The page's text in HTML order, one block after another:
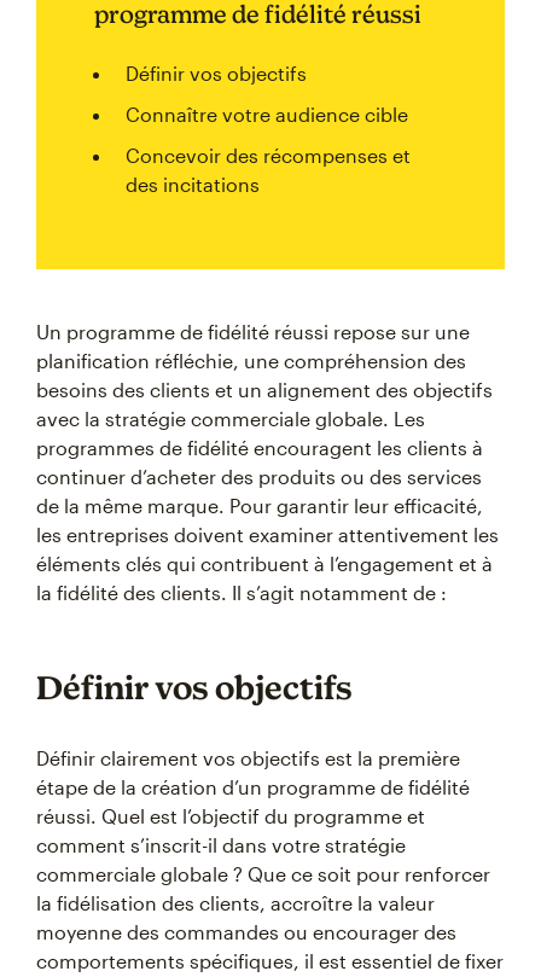
programme de fidélité réussi
Définir vos objectifs
Connaître votre audience cible
Concevoir des récompenses et
des incitations
Un programme de fidélité réussi repose sur une
planification réfléchie, une compréhension des
besoins des clients et un alignement des objectifs
avec la stratégie commerciale globale. Les
programmes de fidélité encouragent les clients à
continuer d’acheter des produits ou des services
de la même marque. Pour garantir leur efficacité,
les entreprises doivent examiner attentivement les
éléments clés qui contribuent à l’engagement et à
la fidélité des clients. Il s’agit notamment de :
Définir vos objectifs
Définir clairement vos objectifs est la première
étape de la création d’un programme de fidélité
réussi. Quel est l’objectif du programme et
comment s’inscrit-il dans votre stratégie
commerciale globale ? Que ce soit pour renforcer
la fidélisation des clients, accroître la valeur
moyenne des commandes ou encourager des
comportements spécifiques, il est essentiel de fixer